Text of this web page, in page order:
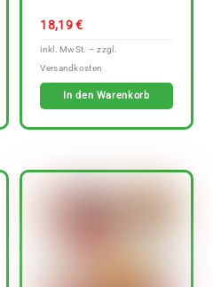
18,19€
In den Warenkorb